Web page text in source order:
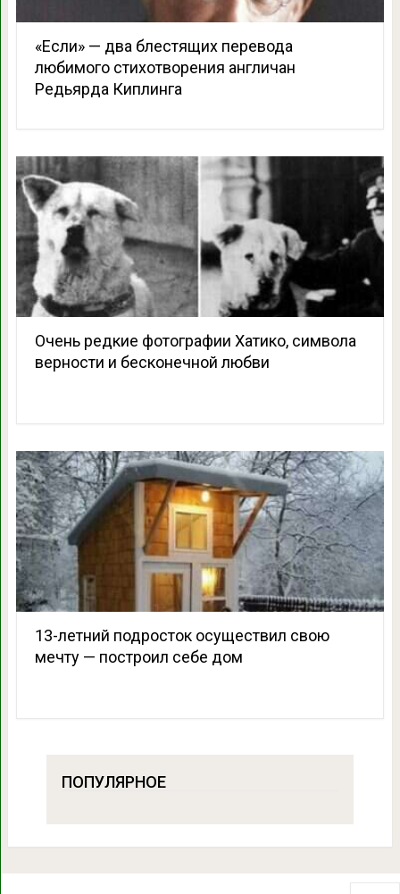
«Если» — два блестящих перевода
любимого стихотворения англичан
Редьярда Киплинга
Очень редкие фотографии Хатико, символа
верности и бесконечной любви
13-летний подросток осуществил свою
мечту — построил себе дом
ПОПУЛЯРНОЕ